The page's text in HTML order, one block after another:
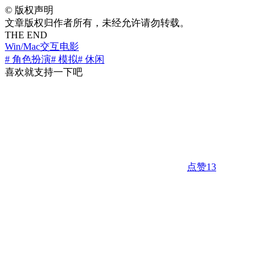
© 版权声明
文章版权归作者所有，未经允许请勿转载。
THE END
Win/Mac交互电影
# 角色扮演# 模拟# 休闲
喜欢就支持一下吧
点赞13